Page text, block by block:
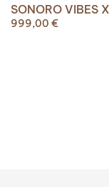
SONORO VIBES
999,00 €